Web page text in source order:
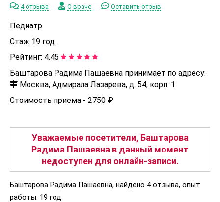
4 отзыва О враче Оставить отзыв
Педиатр
Стаж 19 год.
Рейтинг: 4.45
Баштарова Радима Пашаевна принимает по адресу:
Москва, Адмирала Лазарева, д. 54, корп. 1
Стоимость приема - 2750 ₽
Уважаемые посетители, Баштарова
Радима Пашаевна в данный момент
недоступен для онлайн-записи.
Баштарова Радима Пашаевна, найдено 4 отзыва, опыт
работы: 19 год